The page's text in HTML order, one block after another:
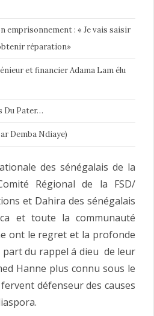
emprisonnement : « Je vais saisir
réparation»
et financier Adama Lam élu
Du Pater…
Demba Ndiaye)
des sénégalais de la
Régional de la FSD/
et Dahira des sénégalais
et toute la communauté
ont le regret et la profonde
du rappel á dieu de leur
Hanne plus connu sous le
défenseur des causes